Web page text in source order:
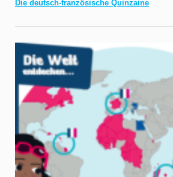
Die deutsch-französische Quinzaine